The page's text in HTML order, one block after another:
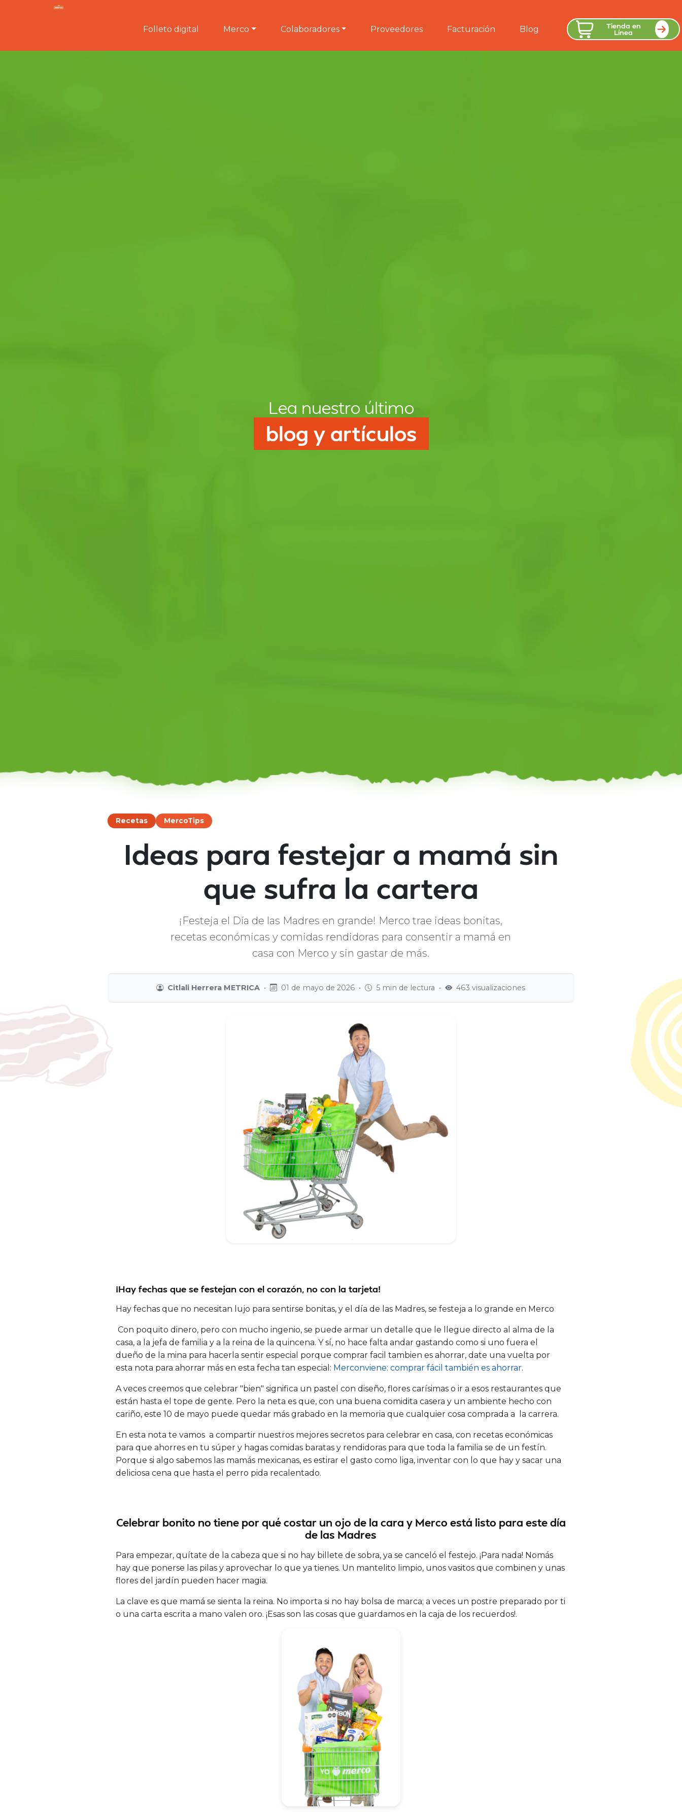
Folleto digital Merco Colaboradores Proveedores Facturación Blog Tienda en
Línea
Lea nuestro último
blog y artículos
Recetas MercoTips
Ideas para festejar a mamá sin
que sufra la cartera
¡Festeja el Día de las Madres en grande! Merco trae ideas bonitas,
recetas económicas y comidas rendidoras para consentir a mamá en
casa con Merco y sin gastar de más.
Citlali Herrera METRICA • 01 de mayo de 2026 • 5 min de lectura • 463 visualizaciones
¡Hay fechas que se festejan con el corazón, no con la tarjeta!
Hay fechas que no necesitan lujo para sentirse bonitas, y el día de las Madres, se festeja a lo grande en Merco
Con poquito dinero, pero con mucho ingenio, se puede armar un detalle que le llegue directo al alma de la
casa, a la jefa de familia y a la reina de la quincena. Y sí, no hace falta andar gastando como si uno fuera el
dueño de la mina para hacerla sentir especial porque comprar facil tambien es ahorrar, date una vuelta por
esta nota para ahorrar más en esta fecha tan especial: Merconviene: comprar fácil también es ahorrar.
A veces creemos que celebrar "bien" significa un pastel con diseño, flores carísimas o ir a esos restaurantes que
están hasta el tope de gente. Pero la neta es que, con una buena comidita casera y un ambiente hecho con
cariño, este 10 de mayo puede quedar más grabado en la memoria que cualquier cosa comprada a la carrera.
En esta nota te vamos a compartir nuestros mejores secretos para celebrar en casa, con recetas económicas
para que ahorres en tu súper y hagas comidas baratas y rendidoras para que toda la familia se de un festín.
Porque si algo sabemos las mamás mexicanas, es estirar el gasto como liga, inventar con lo que hay y sacar una
deliciosa cena que hasta el perro pida recalentado.
Celebrar bonito no tiene por qué costar un ojo de la cara y Merco está listo para este día
de las Madres
Para empezar, quítate de la cabeza que si no hay billete de sobra, ya se canceló el festejo. ¡Para nada! Nomás
hay que ponerse las pilas y aprovechar lo que ya tienes. Un mantelito limpio, unos vasitos que combinen y unas
flores del jardín pueden hacer magia.
La clave es que mamá se sienta la reina. No importa si no hay bolsa de marca; a veces un postre preparado por ti
o una carta escrita a mano valen oro. ¡Esas son las cosas que guardamos en la caja de los recuerdos!.